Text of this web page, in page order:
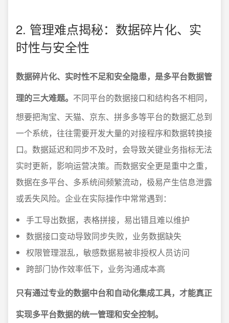
2. 管理难点揭秘：数据碎片化、实
时性与安全性
数据碎片化、实时性不足和安全隐患，是多平台数据管
理的三大难题。 不同平台的数据接口和结构各不相同，
想要把淘宝、天猫、京东、拼多多等平台的数据汇总到
一个系统，往往需要开发大量的对接程序和数据转换接
口。数据延迟和同步不及时，会导致关键业务指标无法
实时更新，影响运营决策。而数据安全更是重中之重，
数据在多平台、多系统间频繁流动，极易产生信息泄露
或丢失风险。企业在实际操作中常常遇到：
手工导出数据，表格拼接，易出错且难以维护
数据接口变动导致同步失败，业务数据缺失
权限管理混乱，敏感数据易被非授权人员访问
跨部门协作效率低下，业务沟通成本高
只有通过专业的数据中台和自动化集成工具，才能真正
实现多平台数据的统一管理和安全控制。